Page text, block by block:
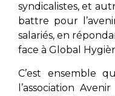
syndicalistes, et
battre pour
salariés, en
face à Global
C’est ensemble
l’association